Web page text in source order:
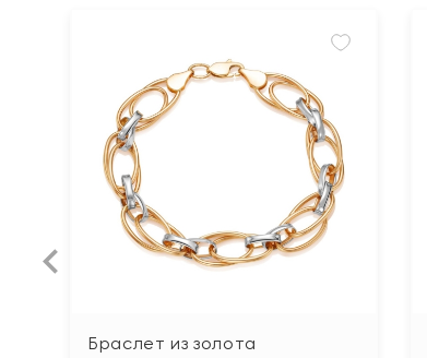
Браслет из золота